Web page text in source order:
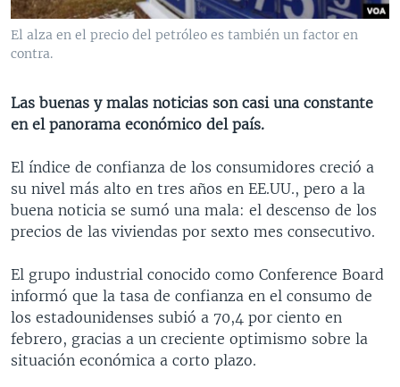
VENEZUELA
BRASIL
NICARAGUA
ECONOMÍA
ENTRETENIMIENTO Y CULTURA
DEPORTES
MULTIMEDIA
VIDEOS
AUDIOS
PROGRAMAS TV
FORO INTERAMERICANO
LAS CLAVES
PANORAMA
AVANCE INFORMATIVO
BUENOS DÍAS AMÉRICA
ESTADOS UNIDOS AL DÍA
EL MUNDO AL DÍA [RADIO]
FORO [RADIO]
DEPORTIVO INTERNACIONAL
NOTA ECONÓMICA
ENTRETENIMIENTO
DIRECT
Learning English
SÍGANOS
Idiomas
El alza en el precio del petróleo es también un factor en
contra.
Las buenas y malas noticias son casi una constante
en el panorama económico del país.
El índice de confianza de los consumidores creció a
su nivel más alto en tres años en EE.UU., pero a la
buena noticia se sumó una mala: el descenso de los
precios de las viviendas por sexto mes consecutivo.
El grupo industrial conocido como Conference Board
informó que la tasa de confianza en el consumo de
los estadounidenses subió a 70,4 por ciento en
febrero, gracias a un creciente optimismo sobre la
situación económica a corto plazo.